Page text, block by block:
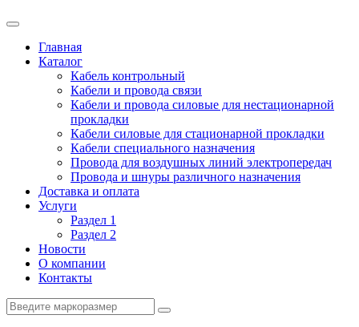
Главная
Каталог
Кабель контрольный
Кабели и провода связи
Кабели и провода силовые для нестационарной
прокладки
Кабели силовые для стационарной прокладки
Кабели специального назначения
Провода для воздушных линий электропередач
Провода и шнуры различного назначения
Доставка и оплата
Услуги
Раздел 1
Раздел 2
Новости
О компании
Контакты